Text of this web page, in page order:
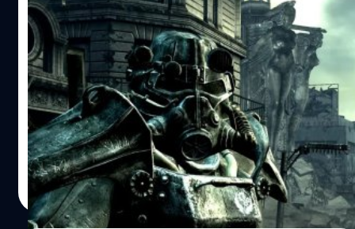
พวกเรามี และเมื่อผมนึกถึง The Elder Scrolls VI ผมก็จะนึก
ถึงแฟรนไชส์ของเรา" Microsoft เคยกล่าวไว้ว่า เกมจาก
Bethesda จะวางจำหน่ายให้กับ Xbox เป็นที่แรกหรือดีกว่า
หรือดีที่สุด…
มีเกมเก่าหลายเกมของ Xbox ได้รับการอัปเดต
คอนเทนต์อย่างน่าสงสัย
Fallout 3, Fallout New Vegas, The Elder Scrolls IV:
Oblivion, Fable anniversary, Dead Space, Dead Space 3,
Dragon Age Origins, Dragon Age 2 และ Fable 3 ได้รับการ
อัปเดตคอนเทนต์อย่างน่าสงสัย หลายเกมในนี้เป็นเกมที่วาง
จำหน่ายให้กับ Xbox การอัปเดตในครั้งนี้ หลายคนคาดเดาว่า
ทำให้ตัวเกมสามารถข้ามไปเล่นผ่าน Xbox Series X/S ได้ ด้วย
เทคโนโลยี Backward อาจจะสอดคล้องกับงานที่จะจัดขึ้น
เกี่ยวกับ Xbox เร็ว ๆ นี้ Microsoft จะจัดสตรีมมิงงานครบรอบ
จีรนาถ เรืองทรัพย์| 1728 days ago
Read More